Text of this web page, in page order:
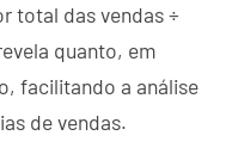
total das vendas ÷
quanto, em
facilitando a análise
de vendas.